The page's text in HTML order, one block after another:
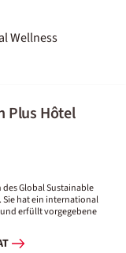
Wellness
Plus Hôtel
Global Sustainable
hat ein international
erfüllt vorgegebene